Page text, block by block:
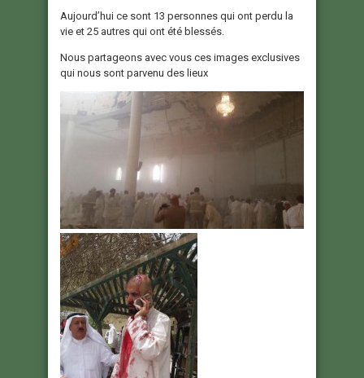
Aujourd’hui ce sont 13 personnes qui ont perdu la
vie et 25 autres qui ont été blessés.
Nous partageons avec vous ces images exclusives
qui nous sont parvenu des lieux